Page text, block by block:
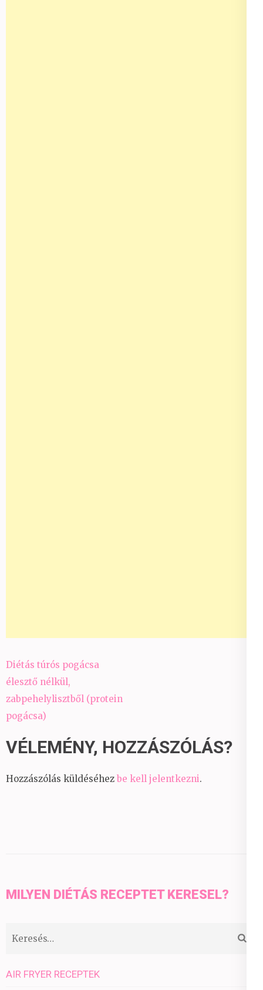
Bejegyzés
navigáció
Diétás túrós pogácsa
élesztő nélkül,
zabpehelylisztből (protein
pogácsa)
VÉLEMÉNY, HOZZÁSZÓLÁS?
Hozzászólás küldéséhez be kell jelentkezni.
MILYEN DIÉTÁS RECEPTET KERESEL?
Keresés:
AIR FRYER RECEPTEK